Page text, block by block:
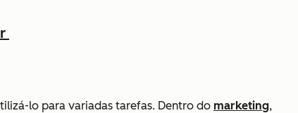
lo para variadas tarefas. Dentro do marketing,